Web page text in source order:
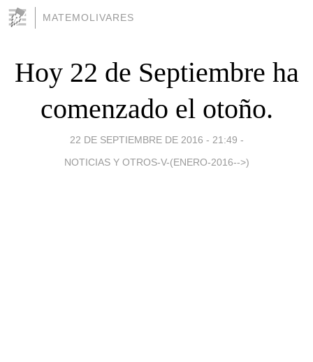
MATEMOLIVARES
Hoy 22 de Septiembre ha
comenzado el otoño.
22 DE SEPTIEMBRE DE 2016 - 21:49 -
NOTICIAS Y OTROS-V-(ENERO-2016-->)